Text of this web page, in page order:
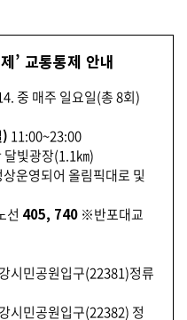
’ 교통통제 안내
중 매주 일요일(총 8회)
11:00~23:00
빛광장(1.1㎞)
운영되어 올림픽대로 및
선 405, 740 ※반포대교
시민공원입구(22381)정류
시민공원입구(22382) 정